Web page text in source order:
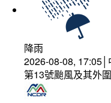
降雨
2026-08-08,
第13號颱風及其外